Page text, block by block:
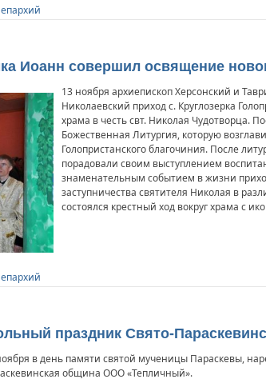
Иоанн совершил освящение
13 ноября архиепископ Херсонский и
Николаевский приход с. Круглозерка
храма в честь свт. Николая Чудотворца.
Божественная Литургия, которую
Голопристанского благочиния. После
порадовали своим выступлением
знаменательным событием в жизни
заступничества святителя Николая в
состоялся крестный ход вокруг храма с
праздник Свято-
в день памяти святой мученицы Параскевы,
община ООО «Тепличный».